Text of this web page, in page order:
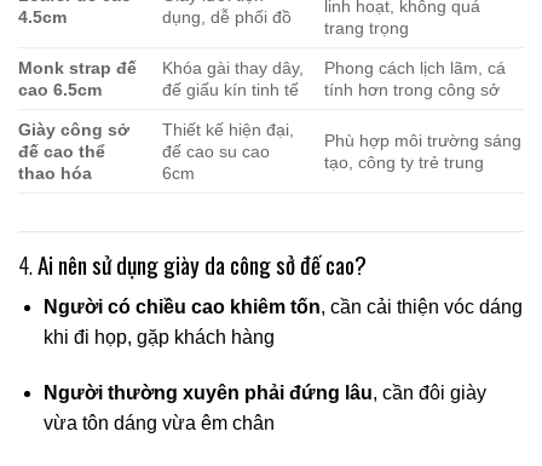
4.5cm
dụng, dễ phối đồ
linh hoạt, không quá
trang trọng
Monk strap đế
cao 6.5cm
Khóa gài thay dây,
đế giấu kín tinh tế
Phong cách lịch lãm, cá
tính hơn trong công sở
Giày công sở
đế cao thể
thao hóa
Thiết kế hiện đại,
đế cao su cao
6cm
Phù hợp môi trường sáng
tạo, công ty trẻ trung
4.Ai nên sử dụng giày da công sở đế cao?
Người có chiều cao khiêm tốn, cần cải thiện vóc dáng
khi đi họp, gặp khách hàng
Người thường xuyên phải đứng lâu, cần đôi giày
vừa tôn dáng vừa êm chân